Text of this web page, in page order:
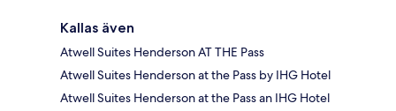
Kallas även
Atwell Suites Henderson AT THE Pass
Atwell Suites Henderson at the Pass by IHG Hotel
Atwell Suites Henderson at the Pass an IHG Hotel